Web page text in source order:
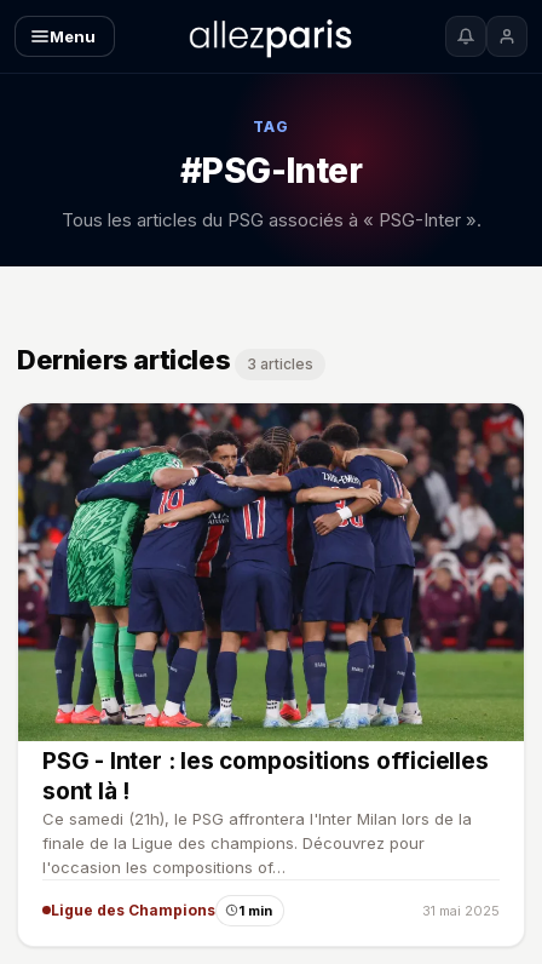
Menu
TAG
#PSG-Inter
Tous les articles du PSG associés à « PSG-Inter ».
Derniers articles 3 articles
PSG - Inter : les compositions officielles
sont là !
Ce samedi (21h), le PSG affrontera l'Inter Milan lors de la
finale de la Ligue des champions. Découvrez pour
l'occasion les compositions of…
Ligue des Champions 1 min 31 mai 2025